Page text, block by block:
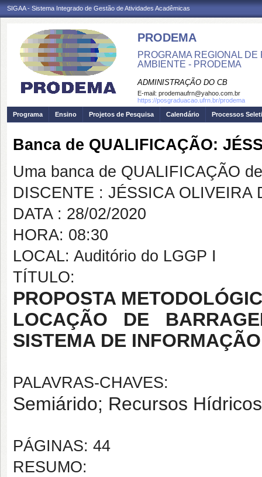
SIGAA - Sistema Integrado de Gestão de Atividades Acadêmicas
PRODEMA
PROGRAMA REGIONAL
AMBIENTE - PRODEMA
ADMINISTRAÇÃO DO CB
E-mail: prodemaufrn@yahoo.com.br
https://posgraduacao.ufrn.br/prodema
Programa
Ensino Projetos de Pesquisa Calendário Processos
Banca de QUALIFICAÇÃO:
Uma banca de QUALIFICAÇÃO
DISCENTE : JÉSSICA OLIVEIRA
DATA : 28/02/2020
HORA: 08:30
LOCAL: Auditório do LGGP I
TÍTULO:
PROPOSTA
LOCAÇÃO DE
SISTEMA DE
PALAVRAS-CHAVES:
Semiárido; Recursos
PÁGINAS: 44
RESUMO: